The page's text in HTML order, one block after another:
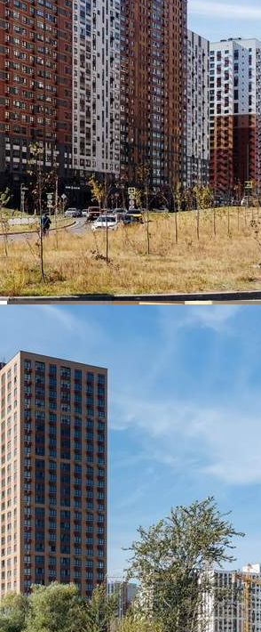
Не указано
Назначение
Не указано
Размер площади (м2)
4.9
Цена за помещение
602 700 руб.
О помещении